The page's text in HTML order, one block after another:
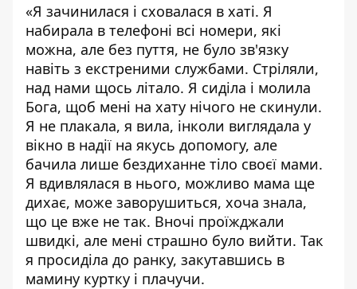
«Я зачинилася і сховалася в хаті. Я
набирала в телефоні всі номери, які
можна, але без пуття, не було зв'язку
навіть з екстреними службами. Стріляли,
над нами щось літало. Я сиділа і молила
Бога, щоб мені на хату нічого не скинули.
Я не плакала, я вила, інколи виглядала у
вікно в надії на якусь допомогу, але
бачила лише бездиханне тіло своєї мами.
Я вдивлялася в нього, можливо мама ще
дихає, може заворушиться, хоча знала,
що це вже не так. Вночі проїжджали
швидкі, але мені страшно було вийти. Так
я просиділа до ранку, закутавшись в
мамину куртку і плачучи.